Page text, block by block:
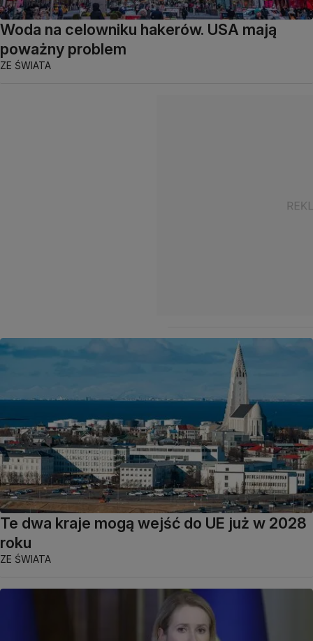
Woda na celowniku hakerów. USA mają
poważny problem
ZE ŚWIATA
Te dwa kraje mogą wejść do UE już w 2028
roku
ZE ŚWIATA